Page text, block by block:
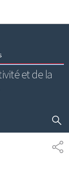
et de la